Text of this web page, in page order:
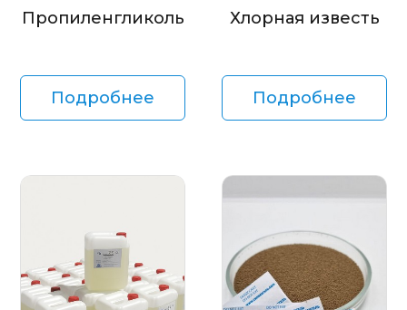
Пропиленгликоль
Подробнее
Хлорная известь
Подробнее